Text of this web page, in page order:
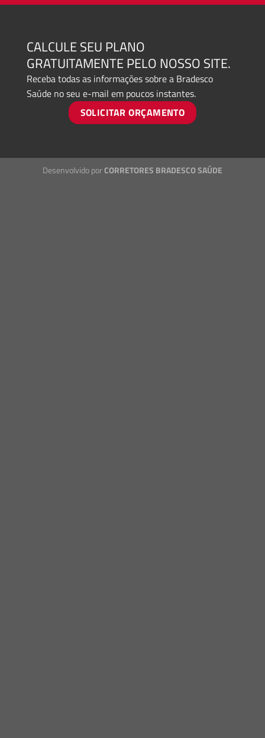
CALCULE SEU PLANO
GRATUITAMENTE PELO NOSSO SITE.
Receba todas as informações sobre a Bradesco
Saúde no seu e-mail em poucos instantes.
SOLICITAR ORÇAMENTO
Desenvolvido porCORRETORES BRADESCO SAÚDE